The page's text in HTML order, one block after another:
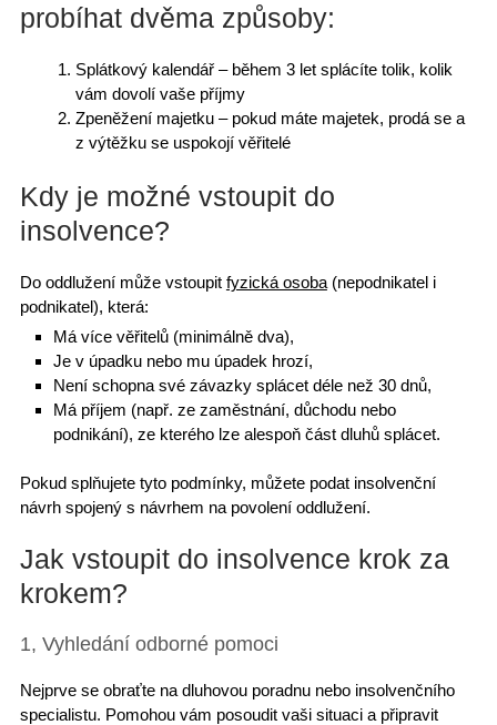
probíhat dvěma způsoby:
Splátkový kalendář– během 3 let splácíte tolik, kolik
vám dovolí vaše příjmy
Zpeněžení majetku– pokud máte majetek, prodá se a
z výtěžku se uspokojí věřitelé
Kdy je možné vstoupit do
insolvence?
Do oddlužení může vstoupit fyzická osoba(nepodnikatel i
podnikatel), která:
Má více věřitelů(minimálně dva),
Je v úpadku nebo mu úpadek hrozí,
Není schopna své závazky splácet déle než 30 dnů,
Má příjem (např. ze zaměstnání, důchodunebo
podnikání), ze kterého lze alespoň část dluhů splácet.
Pokud splňujete tyto podmínky, můžete podat insolvenční
návrhspojený s návrhem na povolení oddlužení.
Jak vstoupit do insolvence krok za
krokem?
1, Vyhledání odborné pomoci
Nejprve se obraťte na dluhovou poradnu nebo insolvenčního
specialistu. Pomohou vám posoudit vaši situaci a připravit